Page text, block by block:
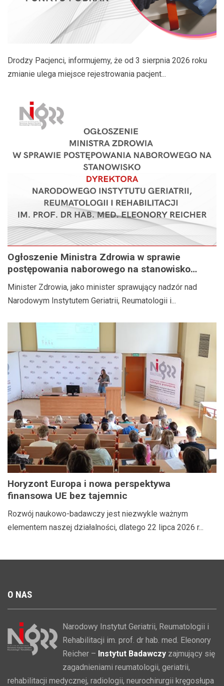
Drodzy Pacjenci, informujemy, że od 3 sierpnia 2026 roku
zmianie ulega miejsce rejestrowania pacjent...
Ogłoszenie Ministra Zdrowia w sprawie
postępowania naborowego na stanowisko
Dyrektora Narodowego Instytutu Geriatrii,
Reumatologii i Rehabilitacji im. prof. dr hab.
med. Eleonory Reicher
Minister Zdrowia, jako minister sprawujący nadzór nad
Narodowym Instytutem Geriatrii, Reumatologii i...
Horyzont Europa i nowa perspektywa
finansowa UE bez tajemnic
Rozwój naukowo-badawczy jest niezwykle ważnym
elementem naszej działalności, dlatego 22 lipca 2026 r...
O NAS
Narodowy Instytut Geriatrii, Reumatologii i
Rehabilitacji im. prof. dr hab. med. Eleonory
Reicher – Instytut Badawczy zajmujący się
zagadnieniami reumatologii, geriatrii,
rehabilitacji medycznej, radiologii, neurochirurgii kręgosłupa